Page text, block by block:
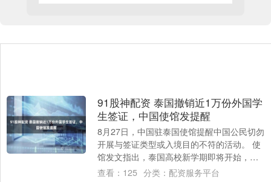
91股神配资 泰国撤销近1万份外国学
生签证，中国使馆发提醒
8月27日，中国驻泰国使馆提醒中国公民切勿
开展与签证类型或入境目的不符的活动。 使
馆发文指出，泰国高校新学期即将开始，据
报道，泰国移民局近期撤销了近一万份学生
查看： 125 分类： 配资服务平台